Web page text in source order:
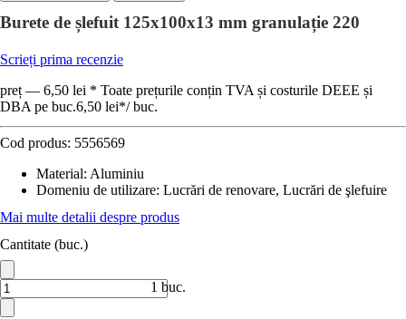
Burete de șlefuit 125x100x13 mm granulație 220
Scrieți prima recenzie
preț — 6,50 lei * Toate prețurile conțin TVA și costurile DEEE și
DBA pe buc.6,50 lei*/ buc.
Cod produs: 5556569
Material: Aluminiu
Domeniu de utilizare: Lucrări de renovare, Lucrări de şlefuire
Mai multe detalii despre produs
Cantitate (buc.)
1 buc.